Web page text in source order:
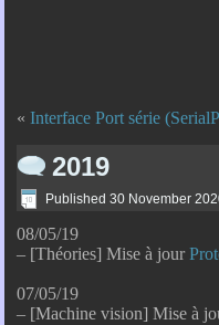
«Interface Port série
2019
Published 30 November
08/05/19
– [Théories] Mise à jour
07/05/19
– [Machine vision] Mise à